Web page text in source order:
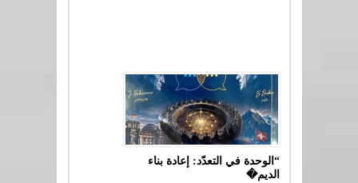
“الوحدة في التعدّد: إعادة بناء
الديم�